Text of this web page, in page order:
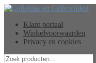
Ga
naar
navigatie
Ga
inhoud
Klant portaal
Winkelvoorwaarden
Privacy en cookies
Zoeken